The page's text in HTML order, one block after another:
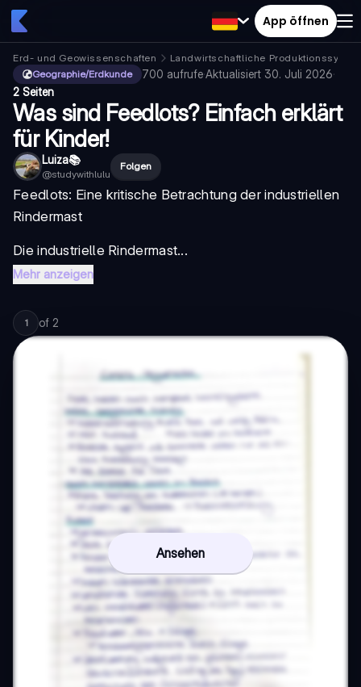
App öffnen
Erd- und Geowissenschaften
Landwirtschaftliche
Geographie/Erdkunde
700 aufrufe·Aktualisiert 30. Juli 2026·
2 Seiten
Was sind Feedlots? Einfach erklärt
für Kinder!
Luiza📚
@studywithlulu
Folgen
Feedlots: Eine kritische Betrachtung der industriellen
Rindermast
Die industrielle Rindermast...
Mehr anzeigen
1 of 2
Ansehen